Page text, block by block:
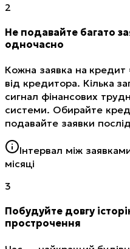
2
Не подавайте багато
одночасно
Кожна заявка на кредит
від кредитора. Кілька
сигнал фінансових
системи. Обирайте
подавайте заявки
Інтервал між
місяці
3
Побудуйте довгу
прострочення